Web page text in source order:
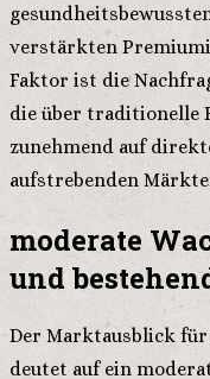
verstärkten
Faktor ist die
die über traditionelle
zunehmend auf
aufstrebenden
moderate
und
Der Marktausblick für
deutet auf ein